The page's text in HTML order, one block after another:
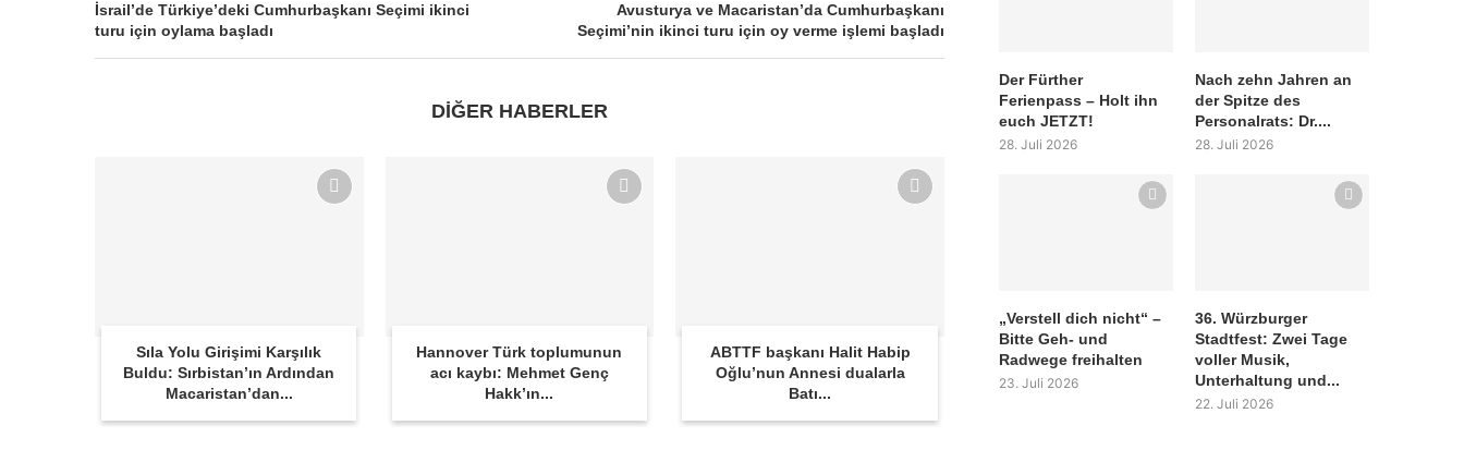
İsrail’de Türkiye’deki Cumhurbaşkanı Seçimi ikinci
turu için oylama başladı
Avusturya ve Macaristan’da Cumhurbaşkanı
Seçimi’nin ikinci turu için oy verme işlemi başladı
DİĞER HABERLER
Sıla Yolu Girişimi Karşılık
Buldu: Sırbistan’ın Ardından
Macaristan’dan...
Hannover Türk toplumunun
acı kaybı: Mehmet Genç
Hakk’ın...
ABTTF başkanı Halit Habip
Oğlu’nun Annesi dualarla
Batı...
Der Fürther
Ferienpass – Holt ihn
euch JETZT!
28. Juli 2026
Nach zehn Jahren an
der Spitze des
Personalrats: Dr....
28. Juli 2026
„Verstell dich nicht“ –
Bitte Geh- und
Radwege freihalten
23. Juli 2026
36. Würzburger
Stadtfest: Zwei Tage
voller Musik,
Unterhaltung und...
22. Juli 2026